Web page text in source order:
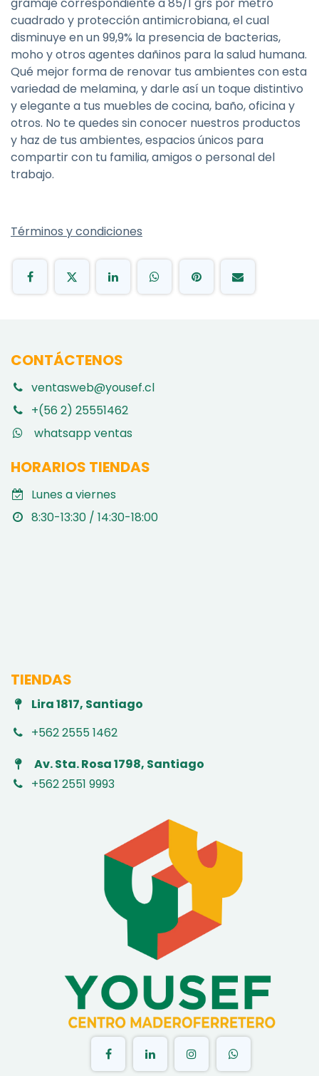
cuadrado y protección antimicrobiana, el cual
disminuye en un 99,9% la presencia de bacterias,
moho y otros agentes dañinos para la salud humana.
Qué mejor forma de renovar tus ambientes con esta
variedad de melamina, y darle así un toque distintivo
y elegante a tus muebles de cocina, baño, oficina y
otros. No te quedes sin conocer nuestros productos
y haz de tus ambientes, espacios únicos para
compartir con tu familia, amigos o personal del
trabajo.
Términos y condiciones
CONTÁCTENOS
ventasweb@yousef.cl
+(56 2) 25551462
whatsapp ventas
HORARIOS TIENDAS
Lunes a viernes
8:30-13:30 / 14:30-18:00
TIENDAS
Lira 1817, Santiago
+562 2555 1462
Av. Sta. Rosa 1798, Santiago
+562 2551 9993